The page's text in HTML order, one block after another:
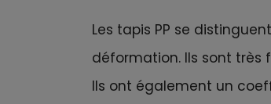
Les tapis PP se
déformation. Ils sont
Ils ont également un